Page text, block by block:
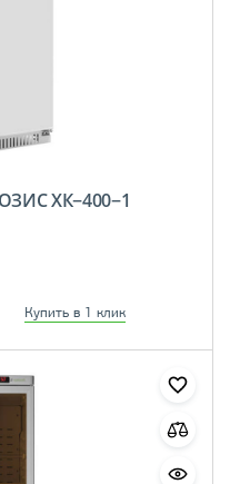
ХК−400−1
Купить в 1 клик